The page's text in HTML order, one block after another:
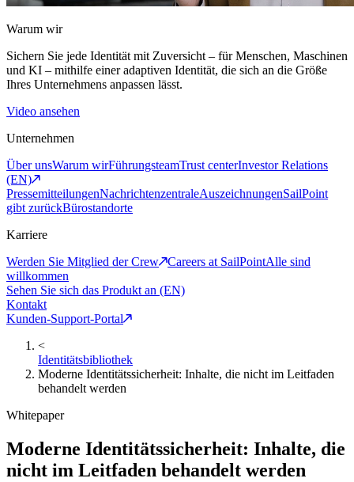
Warum wir
Sichern Sie jede Identität mit Zuversicht – für Menschen, Maschinen
und KI – mithilfe einer adaptiven Identität, die sich an die Größe
Ihres Unternehmens anpassen lässt.
Video ansehen
Unternehmen
Über unsWarum wirFührungsteamTrust centerInvestor Relations
(EN)
PressemitteilungenNachrichtenzentraleAuszeichnungenSailPoint
gibt zurückBürostandorte
Karriere
Werden Sie Mitglied der Crew
Careers at SailPointAlle sind
willkommen
Sehen Sie sich das Produkt an (EN)
Kontakt
Kunden-Support-Portal
<
Identitätsbibliothek
Moderne Identitätssicherheit: Inhalte, die nicht im Leitfaden
behandelt werden
Whitepaper
Moderne Identitätssicherheit: Inhalte, die
nicht im Leitfaden behandelt werden